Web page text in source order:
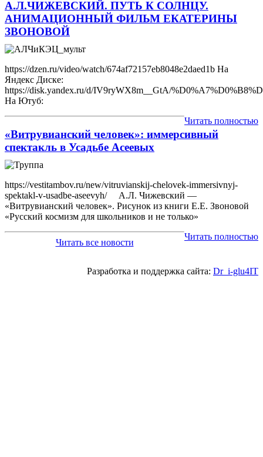
А.Л.ЧИЖЕВСКИЙ. ПУТЬ К СОЛНЦУ.
АНИМАЦИОННЫЙ ФИЛЬМ ЕКАТЕРИНЫ
ЗВОНОВОЙ
https://dzen.ru/video/watch/674af72157eb8048e2daed1b На
Яндекс Диске:
https://disk.yandex.ru/d/IV9ryWX8m__GtA/
На Ютуб:
Читать полностью
«Витрувианский человек»: иммерсивный
спектакль в Усадьбе Асеевых
https://vestitambov.ru/new/vitruvianskij-chelovek-immersivnyj-
spektakl-v-usadbe-aseevyh/ А.Л. Чижевский —
«Витрувианский человек». Рисунок из книги Е.Е. Звоновой
«Русский космизм для школьников и не только»
Читать полностью
Читать все новости
Разработка и поддержка сайта: Dr_i-glu4IT